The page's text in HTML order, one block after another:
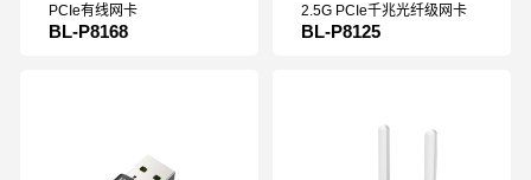
PCIe有线网卡
BL-P8168
2.5G PCIe千兆光纤级网卡
BL-P8125